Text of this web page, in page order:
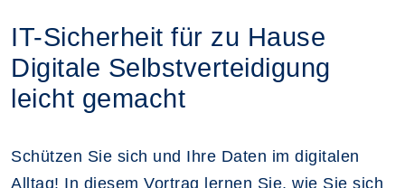
IT-Sicherheit für zu Hause
Digitale Selbstverteidigung
leicht gemacht
Schützen Sie sich und Ihre Daten im digitalen
Alltag! In diesem Vortrag lernen Sie, wie Sie sich